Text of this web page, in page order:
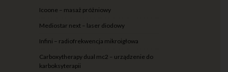
icoone – masaż próżniowy
mediostar next – laser diodowy
infini – radiofrekwencja mikroigłowa
carboxytherapy dual mc2 – urządzenie do
karboksyterapii